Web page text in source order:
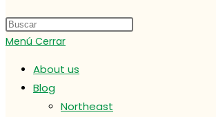
búsqueda
de
la
web
Menú Cerrar
About us
Blog
Northeast